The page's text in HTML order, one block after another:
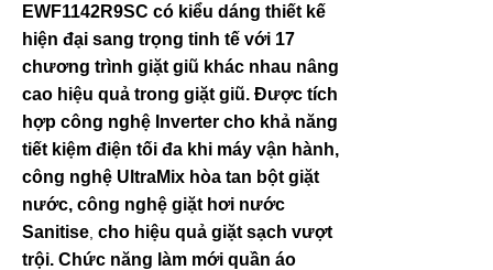
EWF1142R9SC có kiểu dáng thiết kế
hiện đại sang trọng tinh tế với 17
chương trình giặt giũ khác nhau nâng
cao hiệu quả trong giặt giũ. Được tích
hợp công nghệ Inverter cho khả năng
tiết kiệm điện tối đa khi máy vận hành,
công nghệ UltraMix hòa tan bột giặt
nước, công nghệ giặt hơi nước
Sanitise cho hiệu quả giặt sạch vượt
trội. Chức năng làm mới quần áo